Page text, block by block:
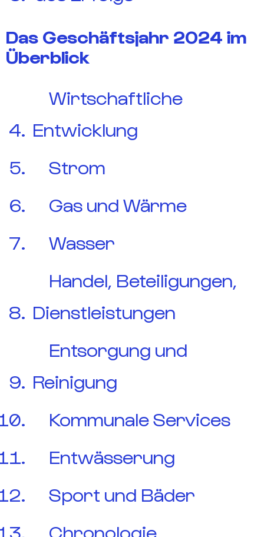
Das Geschäftsjahr 2024 im
Überblick
Wirtschaftliche
Entwicklung
Strom
Gas und Wärme
Wasser
Handel, Beteiligungen,
Dienstleistungen
Entsorgung und
Reinigung
Kommunale Services
Entwässerung
Sport und Bäder
Chronologie